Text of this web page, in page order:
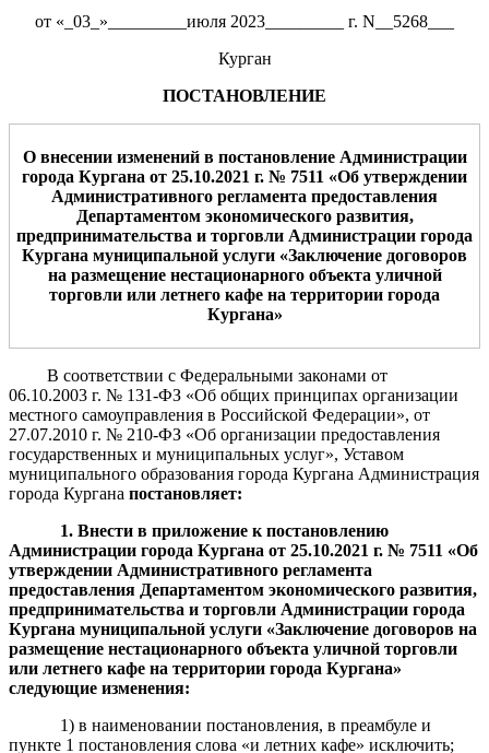
от «_03_»_________июля 2023_________ г. N__5268___
Курган
ПОСТАНОВЛЕНИЕ
О внесении изменений в постановление Администрации
города Кургана от 25.10.2021 г. № 7511 «Об утверждении
Административного регламента предоставления
Департаментом экономического развития,
предпринимательства и торговли Администрации города
Кургана муниципальной услуги «Заключение договоров
на размещение нестационарного объекта уличной
торговли или летнего кафе на территории города
Кургана»
В соответствии с Федеральными законами от
06.10.2003 г. № 131-ФЗ «Об общих принципах организации
местного самоуправления в Российской Федерации», от
27.07.2010 г. № 210-ФЗ «Об организации предоставления
государственных и муниципальных услуг», Уставом
муниципального образования города Кургана Администрация
города Кургана постановляет:
1. Внести вприложение кпостановлению
Администрации города Кургана от 25.10.2021 г. № 7511 «Об
утверждении Административного регламента
предоставления Департаментом экономического развития,
предпринимательства и торговли Администрации города
Кургана муниципальной услуги «Заключение договоров на
размещение нестационарного объекта уличной торговли
или летнего кафе на территории города Кургана»
следующие изменения:
1) в наименовании постановления, в преамбуле и
пункте 1 постановления слова «и летних кафе» исключить;